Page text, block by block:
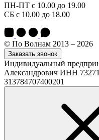
ПН-ПТ с 10.00 до 19.00
СБ с 10.00 до 18.00
© По Волнам 2013 – 2026
Заказать звонок
Индивидуальный
Александрович ИНН
313784707400201